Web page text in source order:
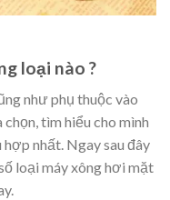
loại nào ?
như phụ thuộc vào
tìm hiểu cho mình
hợp nhất. Ngay sau đây
loại máy xông hơi mặt